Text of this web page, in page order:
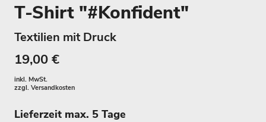
T-Shirt "#Konfident"
Textilien mit Druck
19,00 €
inkl. MwSt.
zzgl. Versandkosten
Lieferzeit max. 5 Tage